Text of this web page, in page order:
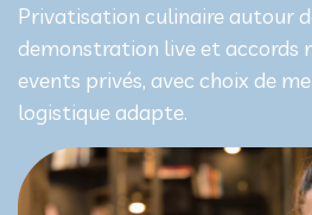
Privatisation culinaire autour
demonstration live et accords
events privés, avec choix de
logistique adapte.